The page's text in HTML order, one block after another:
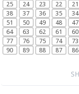
21
22
23
24
25
34
35
36
37
38
47
48
49
50
51
60
61
62
63
64
73
74
75
76
77
86
87
88
89
90